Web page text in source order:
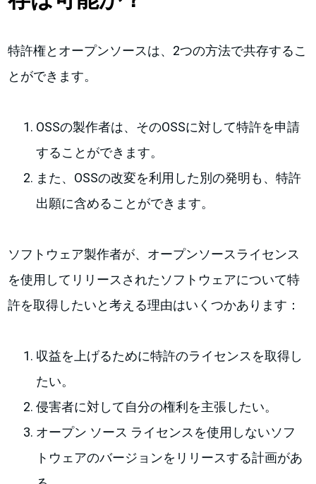
特許権とオープンソースは、2つの方法で共存するこ
とができます。
OSSの製作者は、そのOSSに対して特許を申請
することができます。
また、OSSの改変を利用した別の発明も、特許
出願に含めることができます。
ソフトウェア製作者が、オープンソースライセンス
を使用してリリースされたソフトウェアについて特
許を取得したいと考える理由はいくつかあります：
収益を上げるために特許のライセンスを取得し
たい。
侵害者に対して自分の権利を主張したい。
オープン ソース ライセンスを使用しないソフ
トウェアのバージョンをリリースする計画があ